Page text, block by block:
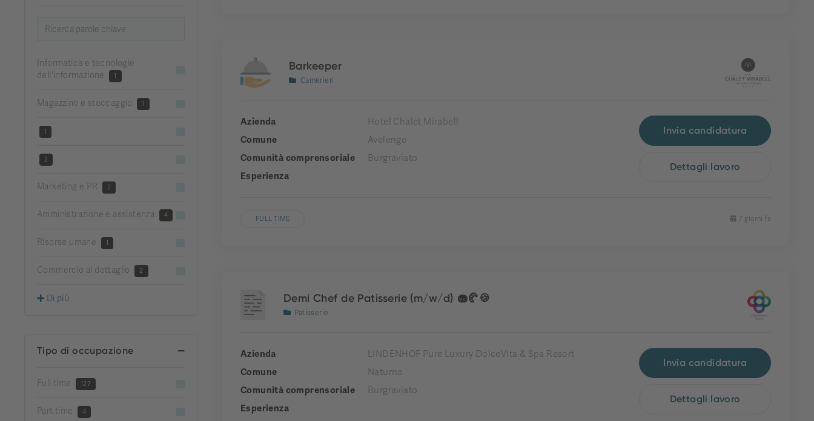
Informatica e tecnologie
dell'informazione
1
Magazzino e stoccaggio 1
1
2
Marketing e PR 2
Amministrazione e assistenza 4
Risorse umane 1
Commercio al dettaglio 2
Di più
Tipo di occupazione
Full time 127
Part time 4
Barkeeper
Camerieri
Azienda
Hotel Chalet Mirabell
Comune
Avelengo
Comunità comprensoriale
Burgraviato
Esperienza
Invia candidatura
Dettagli lavoro
FULL TIME 7 giorni fa
Demi Chef de Patisserie (m/w/d) 🧁🥐🍪
Patisserie
Azienda
LINDENHOF Pure Luxury DolceVita & Spa Resort
Comune
Naturno
Comunità comprensoriale
Burgraviato
Esperienza
Invia candidatura
Dettagli lavoro